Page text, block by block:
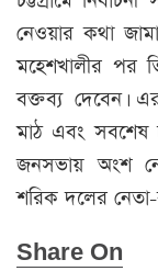
নেওয়ার কথা
মহেশখালীর পর
বক্তব্য দেবেন।
মাঠ এবং সবশেষ
জনসভায় অংশ
শরিক দলের নেতা-
Share On